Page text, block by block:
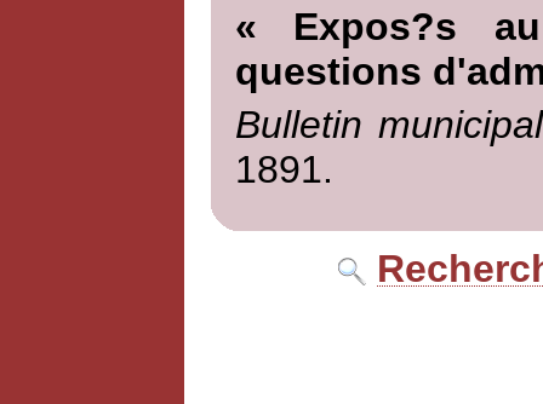
« Expos?s
questions
Bulletin
1891.